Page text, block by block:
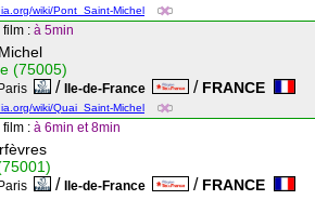
wiki/Pont_Saint-Michel
film : à 5min
(75005)
/ Ile-de-France / FRANCE
wiki/Quai_Saint-Michel
film : à 6min et 8min
/ Ile-de-France / FRANCE